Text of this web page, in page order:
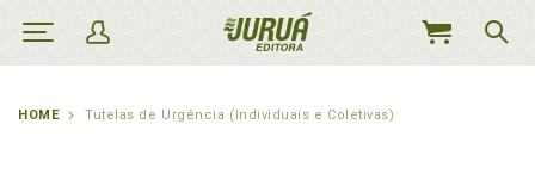
MEU
HOME Tutelas de Urgência (Individuais e Coletivas)